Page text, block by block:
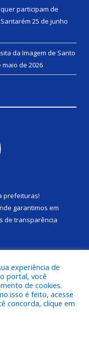
participam de
25 de junho
da Imagem de Santo
maio de 2026
prefeituras!
garantimos em
de transparência
de Alenquer.
experiência de
portal, você
de cookies.
isso é feito, acesse
concorda, clique em